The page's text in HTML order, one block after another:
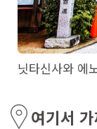
닛타신사와 에
여기서